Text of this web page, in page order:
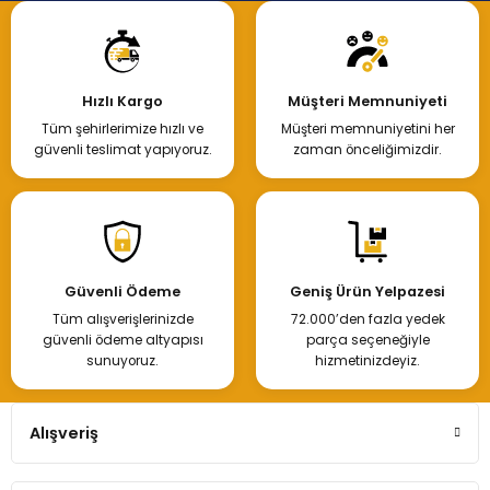
Hızlı Kargo
Tüm şehirlerimize hızlı ve
güvenli teslimat yapıyoruz.
Müşteri Memnuniyeti
Müşteri memnuniyetini her
zaman önceliğimizdir.
Güvenli Ödeme
Tüm alışverişlerinizde
güvenli ödeme altyapısı
sunuyoruz.
Geniş Ürün Yelpazesi
72.000’den fazla yedek
parça seçeneğiyle
hizmetinizdeyiz.
Alışveriş